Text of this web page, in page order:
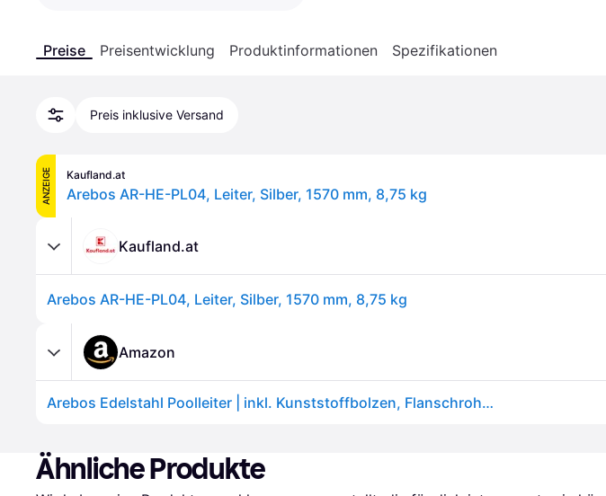
Preise Preisentwicklung Produktinformationen Spezifikationen
Preis inklusive Versand
ANZEIGE Kaufland.at
Arebos AR-HE-PL04, Leiter, Silber, 1570 mm, 8,75 kg
Kaufland.at
Arebos AR-HE-PL04, Leiter, Silber, 1570 mm, 8,75 kg
Amazon
Arebos Edelstahl Poolleiter | inkl. Kunststoffbolzen, Flanschrohr und Montagematerial | 2 Montagemöglichkeiten | mit Antirutschpads auf den Sprossen | Einstiegsleiter Silber | Einbauleiter 4 Stufen
Ähnliche Produkte